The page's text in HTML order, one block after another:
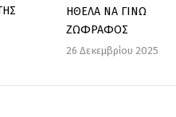
ΗΘΕΛΑ ΝΑ ΓΙΝΩ
ΖΩΦΡΑΦΟΣ
26 Δεκεμβρίου 2025